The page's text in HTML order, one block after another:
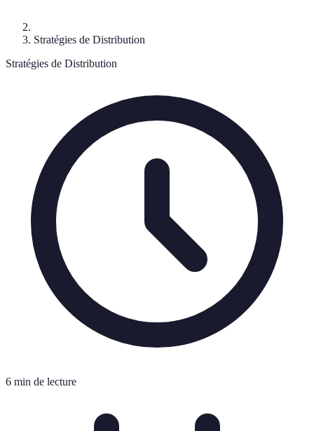
Stratégies de Distribution
Stratégies de Distribution
6 min de lecture